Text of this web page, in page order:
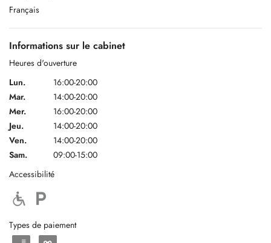
Français
Informations sur le cabinet
Heures d'ouverture
Lun.
16:00-20:00
Mar.
14:00-20:00
Mer.
16:00-20:00
Jeu.
14:00-20:00
Ven.
14:00-20:00
Sam.
09:00-15:00
Accessibilité
Types de paiement